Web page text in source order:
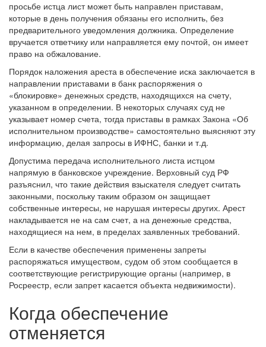
просьбе истца лист может быть направлен приставам,
которые в день получения обязаны его исполнить, без
предварительного уведомления должника. Определение
вручается ответчику или направляется ему почтой, он имеет
право на обжалование.
Порядок наложения ареста в обеспечение иска заключается в
направлении приставами в банк распоряжения о
«блокировке» денежных средств, находящихся на счету,
указанном в определении. В некоторых случаях суд не
указывает номер счета, тогда приставы в рамках Закона «Об
исполнительном производстве» самостоятельно выясняют эту
информацию, делая запросы в ИФНС, банки и т.д.
Допустима передача исполнительного листа истцом
напрямую в банковское учреждение. Верховный суд РФ
разъяснил, что такие действия взыскателя следует считать
законными, поскольку таким образом он защищает
собственные интересы, не нарушая интересы других. Арест
накладывается не на сам счет, а на денежные средства,
находящиеся на нем, в пределах заявленных требований.
Если в качестве обеспечения применены запреты
распоряжаться имуществом, судом об этом сообщается в
соответствующие регистрирующие органы (например, в
Росреестр, если запрет касается объекта недвижимости).
Когда обеспечение
отменяется